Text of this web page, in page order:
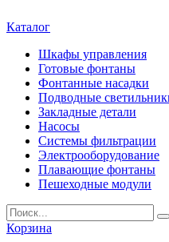
Каталог
Шкафы управления
Готовые фонтаны
Фонтанные насадки
Подводные
Закладные детали
Насосы
Системы фильтрации
Электрооборудование
Плавающие фонтаны
Пешеходные модули
Корзина